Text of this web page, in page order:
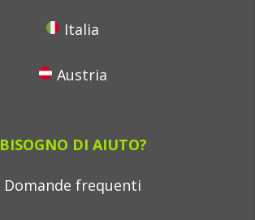
Italia
Austria
BISOGNO DI AIUTO?
Domande frequenti